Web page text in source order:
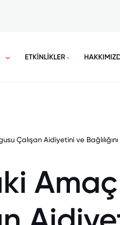
ETKİNLİKLER
Çalışan Aidiyetini ve
Amaç